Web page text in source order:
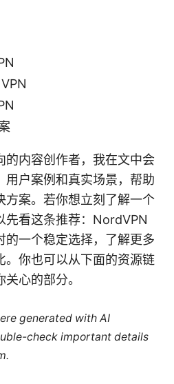
的内容创作者，我在文中会
用户案例和真实场景，帮助
方案。若你想立刻了解一个
先看这条推荐：NordVPN
的一个稳定选择，了解更多
。你也可以从下面的资源链
心的部分。
generated with AI
check important details